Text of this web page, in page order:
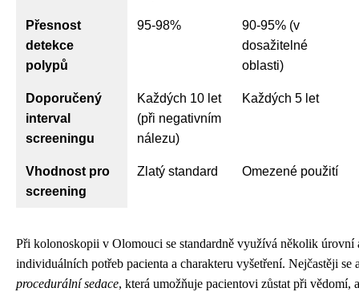
Přesnost
detekce
polypů
95-98%
90-95% (v
dosažitelné
oblasti)
Doporučený
interval
screeningu
Každých 10 let
(při negativním
nálezu)
Každých 5 let
Vhodnost pro
screening
Zlatý standard Omezené použití
Při kolonoskopii v Olomouci se standardně využívá několik úrovní
individuálních potřeb pacienta a charakteru vyšetření. Nejčastěji se
procedurální sedace, která umožňuje pacientovi zůstat při vědomí,